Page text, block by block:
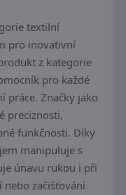
textilní
pro inovativní
z kategorie
pro každé
práce. Značky jako
preciznosti,
funkčnosti. Díky
manipuluje s
únavu rukou i při
začišťování